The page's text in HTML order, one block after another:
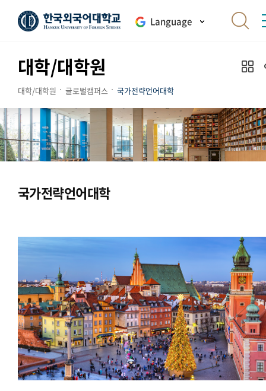
Language
대학/대학원
대학/대학원 글로벌캠퍼스 국가전략언어대학
국가전략언어대학